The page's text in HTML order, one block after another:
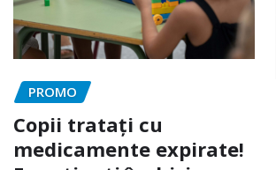
PROMO
Copii tratați cu
medicamente expirate!